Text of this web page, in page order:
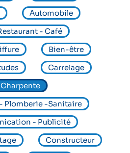
Automobile
- Café
Bien-être
Carrelage
Charpente
Plomberie -Sanitaire
- Publicité
Constructeur